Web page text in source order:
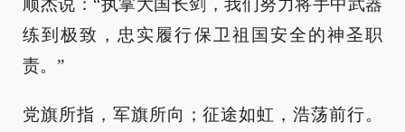
练到极致，忠实履行保卫祖国安全的神圣职
责。”
党旗所指，军旗所向；征途如虹，浩荡前行。